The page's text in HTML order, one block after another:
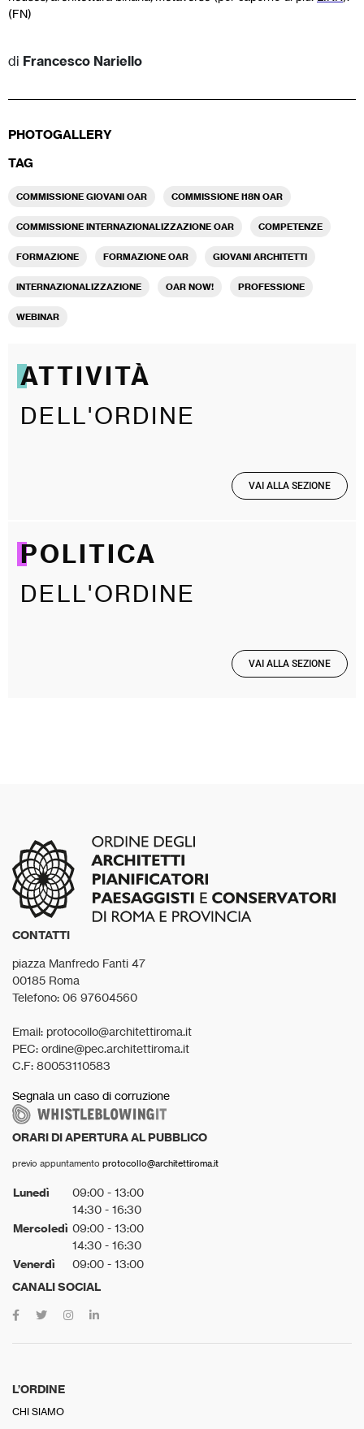
(FN)
di Francesco Nariello
PHOTOGALLERY
TAG
COMMISSIONE GIOVANI OAR COMMISSIONE I18N OAR
COMMISSIONE INTERNAZIONALIZZAZIONE OAR COMPETENZE
FORMAZIONE FORMAZIONE OAR GIOVANI ARCHITETTI
INTERNAZIONALIZZAZIONE OAR NOW! PROFESSIONE
WEBINAR
ATTIVITÀ
DELL'ORDINE
VAI ALLA SEZIONE
POLITICA
DELL'ORDINE
VAI ALLA SEZIONE
CONTATTI
piazza Manfredo Fanti 47
00185 Roma
Telefono: 06 97604560
Email: protocollo@architettiroma.it
PEC: ordine@pec.architettiroma.it
C.F: 80053110583
Segnala un caso di corruzione
ORARI DI APERTURA AL PUBBLICO
previo appuntamento protocollo@architettiroma.it
Lunedì
09:00 - 13:00
14:30 - 16:30
Mercoledì 09:00 - 13:00
14:30 - 16:30
Venerdì 09:00 - 13:00
CANALI SOCIAL
L’ORDINE
CHI SIAMO